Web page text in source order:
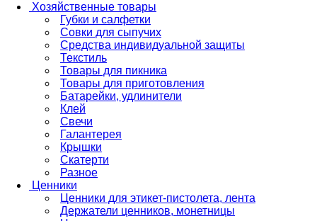
Хозяйственные товары
Губки и салфетки
Совки для сыпучих
Средства индивидуальной защиты
Текстиль
Товары для пикника
Товары для приготовления
Батарейки, удлинители
Клей
Свечи
Галантерея
Крышки
Скатерти
Разное
Ценники
Ценники для этикет-пистолета, лента
Держатели ценников, монетницы